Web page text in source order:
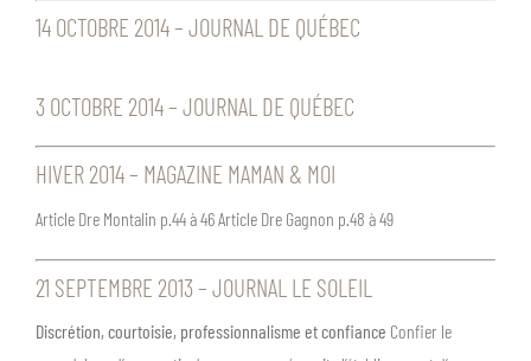
14 OCTOBRE 2014 – JOURNAL DE QUÉBEC
3 OCTOBRE 2014 – JOURNAL DE QUÉBEC
HIVER 2014 – MAGAZINE MAMAN & MOI
Article Dre Montalin p.44 à 46 Article Dre Gagnon p.48 à 49
21 SEPTEMBRE 2013 – JOURNAL LE SOLEIL
Discrétion, courtoisie, professionnalisme et confiance Confier le